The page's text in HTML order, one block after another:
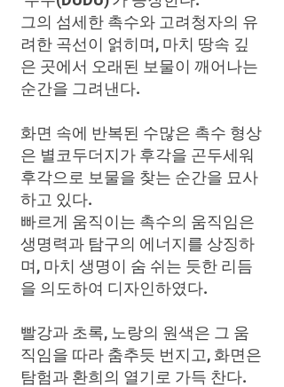
그의 섬세한 촉수와 고려청자의 유
려한 곡선이 얽히며, 마치 땅속 깊
은 곳에서 오래된 보물이 깨어나는
순간을 그려낸다.
화면 속에 반복된 수많은 촉수 형상
은 별코두더지가 후각을 곤두세워
후각으로 보물을 찾는 순간을 묘사
하고 있다.
빠르게 움직이는 촉수의 움직임은
생명력과 탐구의 에너지를 상징하
며, 마치 생명이 숨 쉬는 듯한 리듬
을 의도하여 디자인하였다.
빨강과 초록, 노랑의 원색은 그 움
직임을 따라 춤추듯 번지고, 화면은
탐험과 환희의 열기로 가득 찬다.